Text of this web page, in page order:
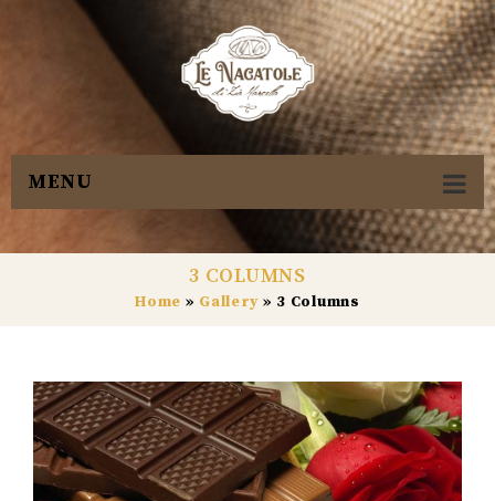
MENU
3 COLUMNS
Home » Gallery » 3 Columns